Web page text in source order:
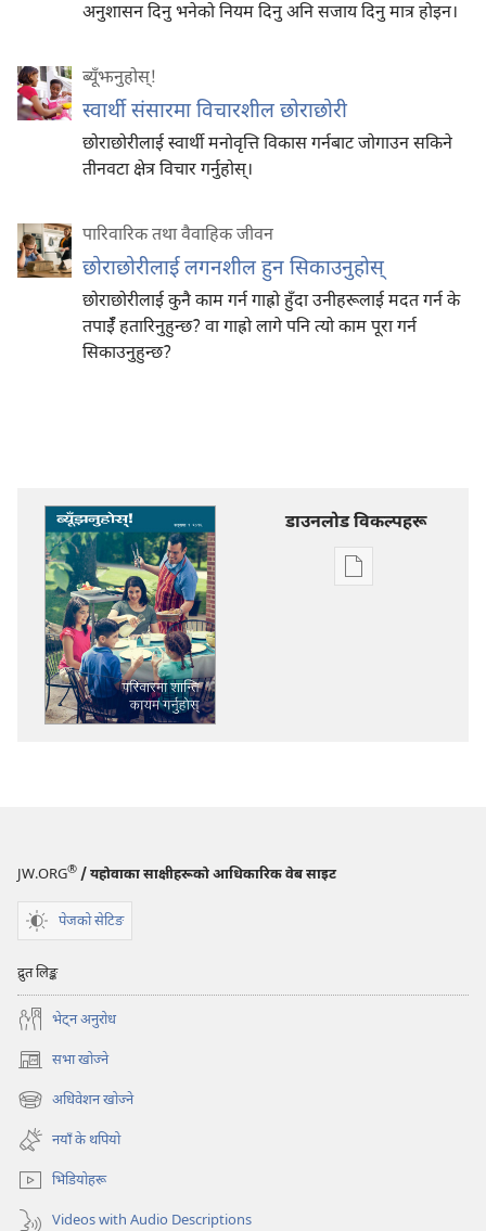
अनुशासन दिनु भनेको नियम दिनु अनि सजाय दिनु मात्र होइन।
ब्यूँझनुहोस्!
स्वार्थी संसारमा विचारशील छोराछोरी
छोराछोरीलाई स्वार्थी मनोवृत्ति विकास गर्नबाट जोगाउन सकिने
तीनवटा क्षेत्र विचार गर्नुहोस्‌।
पारिवारिक तथा वैवाहिक जीवन
छोराछोरीलाई लगनशील हुन सिकाउनुहोस्‌
छोराछोरीलाई कुनै काम गर्न गाह्रो हुँदा उनीहरूलाई मदत गर्न के
तपाईँ हतारिनुहुन्छ? वा गाह्रो लागे पनि त्यो काम पूरा गर्न
सिकाउनुहुन्छ?
डाउनलोड विकल्पहरू
प्रकाशन
JW.ORG® / यहोवाका साक्षीहरूको आधिकारिक वेब साइट
पेजको सेटिङ
द्रुत लिङ्क
भेट्‌न अनुरोध
सभा खोज्ने
(ब्राउजरको
अर्को
ट्याबमा
नयाँ
पृष्ठ
खुल्नेछ)
अधिवेशन खोज्ने
(ब्राउजरको
अर्को
ट्याबमा
नयाँ
पृष्ठ
खुल्नेछ)
नयाँ के थपियो
भिडियोहरू
Videos with Audio Descriptions